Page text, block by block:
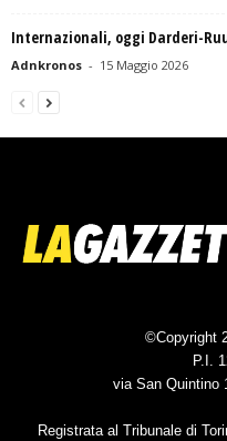
Internazionali, oggi Darderi-
Adnkronos - 15 Maggio 2026
©Copyright
P.I.
via San Quintino
Registrata al Tribunale di